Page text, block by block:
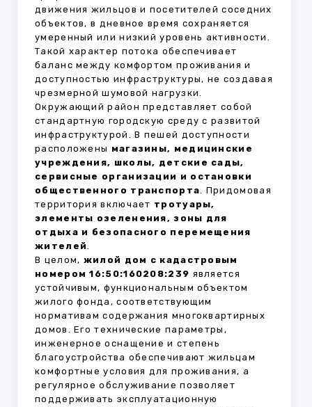
движения жильцов и посетителей соседних
объектов, в дневное время сохраняется
умеренный или низкий уровень активности.
Такой характер потока обеспечивает
баланс между комфортом проживания и
доступностью инфраструктуры, не создавая
чрезмерной шумовой нагрузки.
Окружающий район представляет собой
стандартную городскую среду с развитой
инфраструктурой. В пешей доступности
расположены магазины, медицинские
учреждения, школы, детские сады,
сервисные организации и остановки
общественного транспорта. Придомовая
территория включает тротуары,
элементы озеленения, зоны для
отдыха и безопасного перемещения
жителей.
В целом, жилой дом с кадастровым
номером 16:50:160208:239 является
устойчивым, функциональным объектом
жилого фонда, соответствующим
нормативам содержания многоквартирных
домов. Его технические параметры,
инженерное оснащение и степень
благоустройства обеспечивают жильцам
комфортные условия для проживания, а
регулярное обслуживание позволяет
поддерживать эксплуатационную